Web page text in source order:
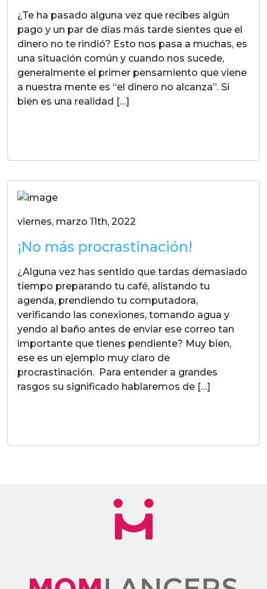
¿Te ha pasado alguna vez que recibes algún
pago y un par de días más tarde sientes que el
dinero no te rindió? Esto nos pasa a muchas, es
una situación común y cuando nos sucede,
generalmente el primer pensamiento que viene
a nuestra mente es “el dinero no alcanza”. Si
bien es una realidad […]
viernes, marzo 11th, 2022
¡No más procrastinación!
¿Alguna vez has sentido que tardas demasiado
tiempo preparando tu café, alistando tu
agenda, prendiendo tu computadora,
verificando las conexiones, tomando agua y
yendo al baño antes de enviar ese correo tan
importante que tienes pendiente? Muy bien,
ese es un ejemplo muy claro de
procrastinación. Para entender a grandes
rasgos su significado hablaremos de […]